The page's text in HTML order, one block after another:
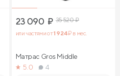
23 090 ₽ 35 520₽
или частями от1 924₽ в мес.
Матрас Gros Middle
5.0
4